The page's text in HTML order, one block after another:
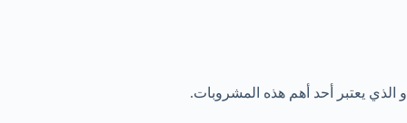
و الذي يعتبر أحد أهم هذه المشروبات.